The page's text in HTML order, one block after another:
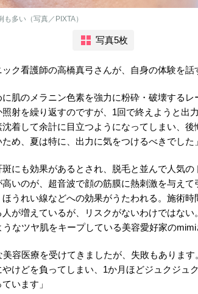
多い（写真／PIXTA）
写真5枚
ク看護師の高橋真弓さんが、自身の体験を話
に肌のメラニン色素を強力に粉砕・破壊する
射を繰り返すのですが、1回で終えようと出
着して余計に目立つようになってしまい、
め、夏は特に、出力に気をつけるべきでした」
にも効果があるとされ、脱毛と並んで人気
いのが、超音波で顔の筋膜に熱刺激を与えて
うれい線などへの効果がうたわれる。施術時
が増えているが、リスクがないわけではな
なツヤ肌をキープしている美容愛好家のmimi
美容医療を受けてきましたが、失敗もありま
けどを負ってしまい、1か月ほどジュクジュ
います」